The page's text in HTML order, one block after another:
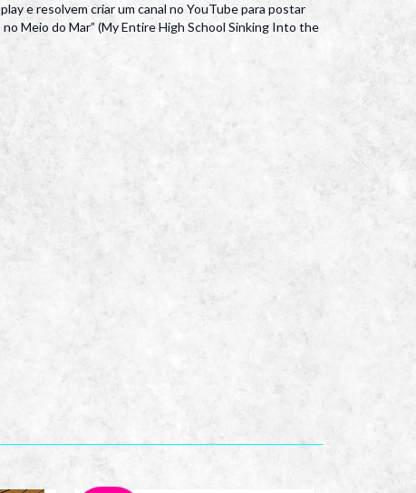
e resolvem criar um canal no YouTube para postar
Meio do Mar” (My Entire High School Sinking Into the